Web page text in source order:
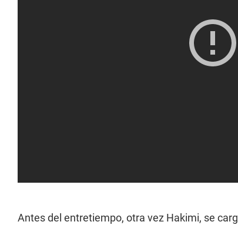
Antes del entretiempo, otra vez Hakimi, se